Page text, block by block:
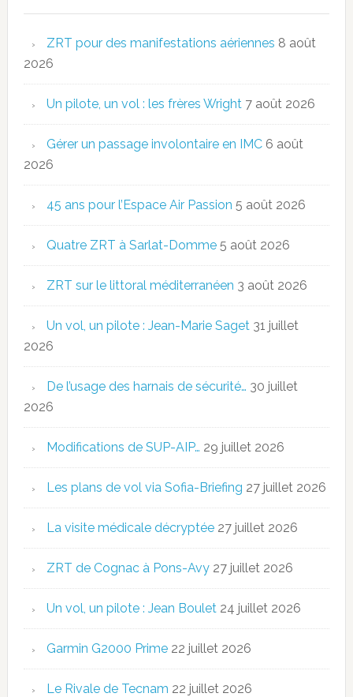
ZRT pour des manifestations aériennes 8 août
2026
Un pilote, un vol : les frères Wright 7 août 2026
Gérer un passage involontaire en IMC 6 août
2026
45 ans pour l’Espace Air Passion 5 août 2026
Quatre ZRT à Sarlat-Domme 5 août 2026
ZRT sur le littoral méditerranéen 3 août 2026
Un vol, un pilote : Jean-Marie Saget 31 juillet
2026
De l’usage des harnais de sécurité… 30 juillet
2026
Modifications de SUP-AIP… 29 juillet 2026
Les plans de vol via Sofia-Briefing 27 juillet 2026
La visite médicale décryptée 27 juillet 2026
ZRT de Cognac à Pons-Avy 27 juillet 2026
Un vol, un pilote : Jean Boulet 24 juillet 2026
Garmin G2000 Prime 22 juillet 2026
Le Rivale de Tecnam 22 juillet 2026